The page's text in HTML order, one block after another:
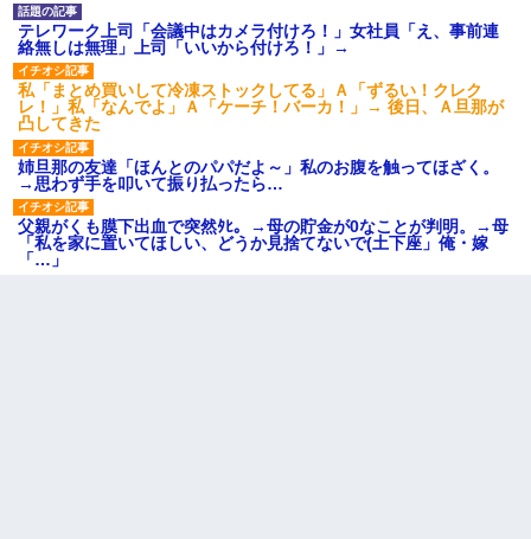
テレワーク上司「会議中はカメラ付けろ！」女社員「え、事前連
絡無しは無理」上司「いいから付けろ！」→
私「まとめ買いして冷凍ストックしてる」Ａ「ずるい！クレク
レ！」私「なんでよ」Ａ「ケーチ！バーカ！」→ 後日、Ａ旦那が
凸してきた
姉旦那の友達「ほんとのパパだよ～」私のお腹を触ってほざく。
→思わず手を叩いて振り払ったら…
父親がくも膜下出血で突然ﾀﾋ。→母の貯金が0なことが判明。→母
「私を家に置いてほしい、どうか見捨てないで(土下座」俺・嫁
「…」